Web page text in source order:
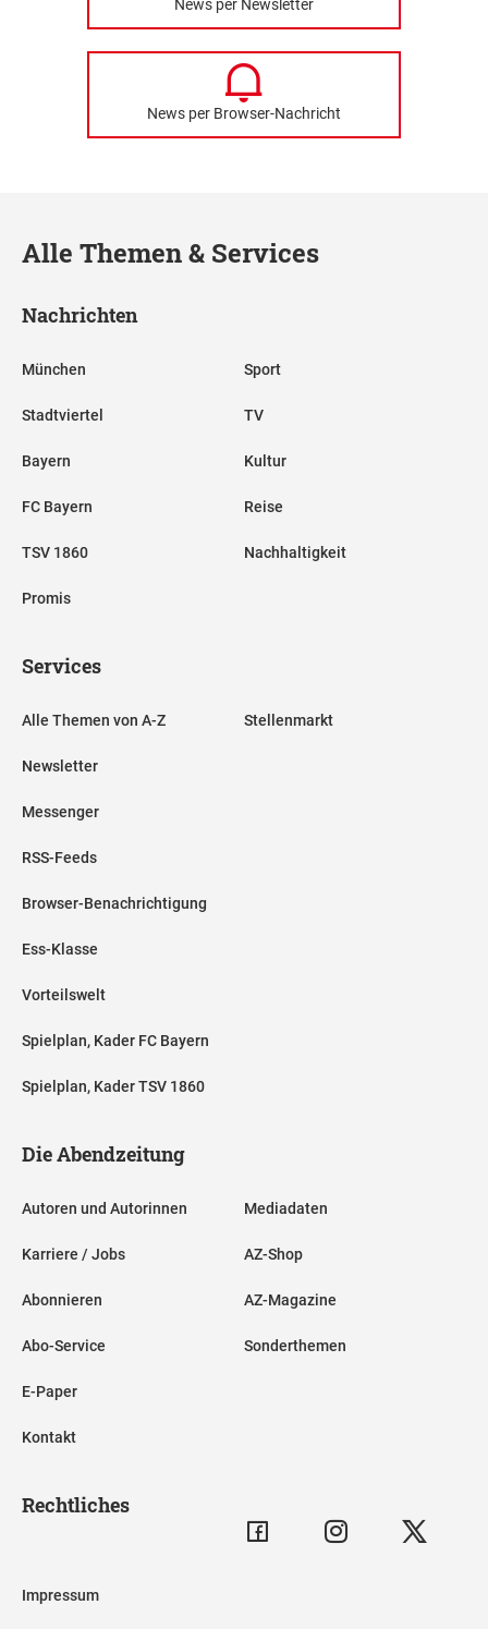
News per Newsletter
News per Browser-Nachricht
Alle Themen & Services
Nachrichten
München
Stadtviertel
Bayern
FC Bayern
TSV 1860
Promis
Sport
TV
Kultur
Reise
Nachhaltigkeit
Services
Alle Themen von A-Z
Newsletter
Messenger
RSS-Feeds
Browser-Benachrichtigung
Ess-Klasse
Vorteilswelt
Spielplan, Kader FC Bayern
Spielplan, Kader TSV 1860
Stellenmarkt
Die Abendzeitung
Autoren und Autorinnen
Karriere / Jobs
Abonnieren
Abo-Service
E-Paper
Kontakt
Mediadaten
AZ-Shop
AZ-Magazine
Sonderthemen
Rechtliches
Impressum